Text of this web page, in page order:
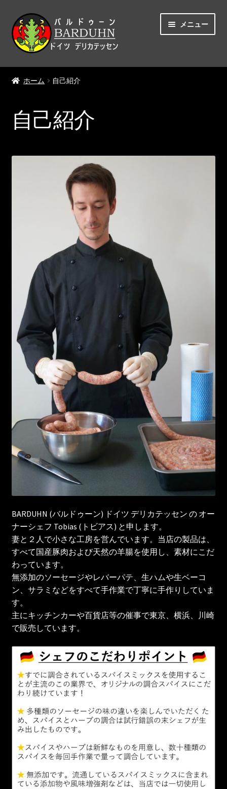
ナ
ビ
ゲ
シ
ョ
ス
キ
プ
コ
ン
テ
ツ
へ
ッ
プ
メニュー
ホーム
ショップ
ホーム 自己紹介
自己紹介
BARDUHN (バルドゥーン) ドイツ デリカテッセン の オー
ナーシェフ Tobias (トビアス) と申します。
妻と２人で小さな工房を営んでいます。当店の製品は、
すべて国産豚肉および天然の羊腸を使用し、素材にこだ
わっています。
無添加のソーセージやレバーパテ、生ハムや生ベーコ
ン、サラミなどをすべて手作業で丁寧に手作りしていま
す。
主にキッチンカーや百貨店等の催事で東京、横浜、川崎
で販売しています。